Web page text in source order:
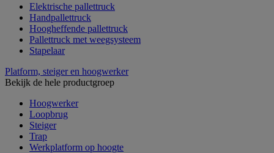
Elektrische pallettruck
Handpallettruck
Hoogheffende pallettruck
Pallettruck met weegsysteem
Stapelaar
Platform, steiger en hoogwerker
Bekijk de hele productgroep
Hoogwerker
Loopbrug
Steiger
Trap
Werkplatform op hoogte